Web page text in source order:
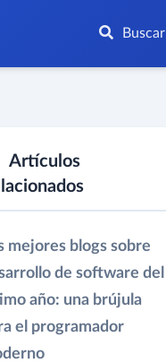
Buscar
Artículos
mejores blogs sobre
de software del
año: una brújula
el programador